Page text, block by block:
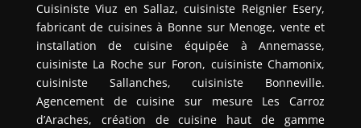
Cuisiniste Viuz en Sallaz, cuisiniste Reignier Esery,
fabricant de cuisines à Bonne sur Menoge, vente et
installation de cuisine équipée à Annemasse,
cuisiniste La Roche sur Foron, cuisiniste Chamonix,
cuisiniste Sallanches, cuisiniste Bonneville.
Agencement de cuisine sur mesure Les Carroz
d’Araches, création de cuisine haut de gamme